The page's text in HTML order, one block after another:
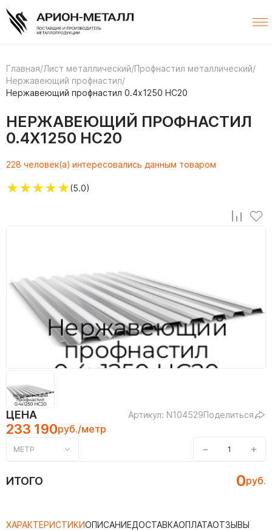
Главная/Лист металлический/Профнастил металлический/
Нержавеющий профнастил/
Нержавеющий профнастил 0.4х1250 НС20
НЕРЖАВЕЮЩИЙ ПРОФНАСТИЛ
0.4Х1250 НС20
228 человек(а) интересовались данным товаром
★★★★★(5.0)
ЦЕНА Артикул: N104529Поделиться
233 190руб./метр
МЕТР − +
ИТОГО 0руб.
ХАРАКТЕРИСТИКИОПИСАНИЕДОСТАВКАОПЛАТАОТЗЫВЫ